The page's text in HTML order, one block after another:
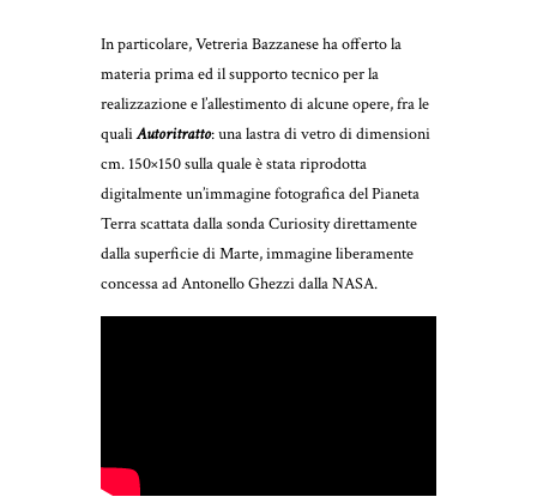
In particolare, Vetreria Bazzanese ha offerto la
materia prima ed il supporto tecnico per la
realizzazione e l’allestimento di alcune opere, fra le
qualiAutoritratto: una lastra di vetro di dimensioni
cm. 150×150 sulla quale è stata riprodotta
digitalmente un’immagine fotografica del Pianeta
Terra scattata dalla sonda Curiosity direttamente
dalla superficie di Marte, immagine liberamente
concessa ad Antonello Ghezzi dalla NASA.